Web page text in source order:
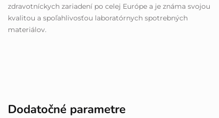
zdravotníckych zariadení po celej Európe a je známa svojou
kvalitou a spoľahlivosťou laboratórnych spotrebných
materiálov.
Dodatočné parametre